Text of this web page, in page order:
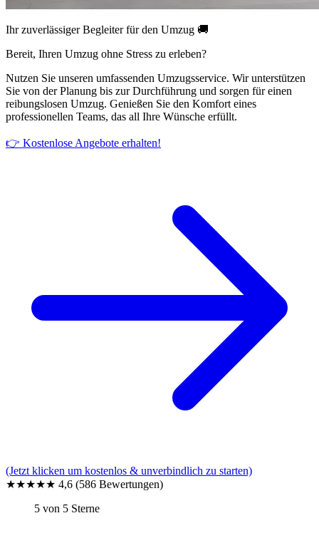
Ihr zuverlässiger Begleiter für den Umzug 🚚
Bereit, Ihren Umzug ohne Stress zu erleben?
Nutzen Sie unseren umfassenden Umzugsservice. Wir unterstützen
Sie von der Planung bis zur Durchführung und sorgen für einen
reibungslosen Umzug. Genießen Sie den Komfort eines
professionellen Teams, das all Ihre Wünsche erfüllt.
👉 Kostenlose Angebote erhalten!
(Jetzt klicken um kostenlos & unverbindlich zu starten)
★★★★★ 4,6 (586 Bewertungen)
5 von 5 Sterne